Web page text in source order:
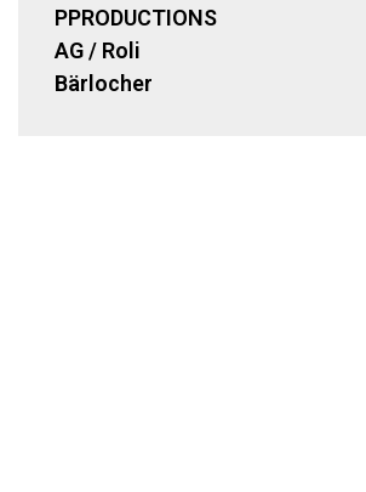
PPRODUCTIONS
AG / Roli
Bärlocher